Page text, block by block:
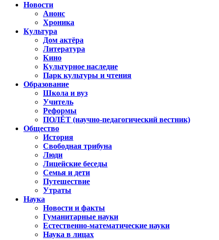
Новости
Анонс
Хроника
Культура
Дом актёра
Литература
Кино
Культурное наследие
Парк культуры и чтения
Образование
Школа и вуз
Учитель
Реформы
ПОЛЁТ (научно-педагогический вестник)
Общество
История
Свободная трибуна
Люди
Лицейские беседы
Семья и дети
Путешествие
Утраты
Наука
Новости и факты
Гуманитарные науки
Естественно-математические науки
Наука в лицах